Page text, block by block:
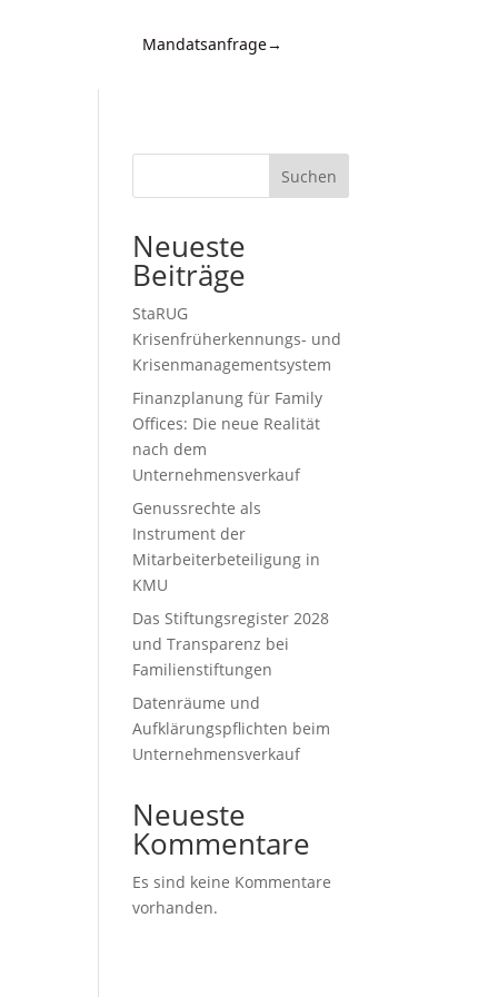
Mandatsanfrage→
Suchen
Neueste
Beiträge
StaRUG
Krisenfrüherkennungs- und
Krisenmanagementsystem
Finanzplanung für Family
Offices: Die neue Realität
nach dem
Unternehmensverkauf
Genussrechte als
Instrument der
Mitarbeiterbeteiligung in
KMU
Das Stiftungsregister 2028
und Transparenz bei
Familienstiftungen
Datenräume und
Aufklärungspflichten beim
Unternehmensverkauf
Neueste
Kommentare
Es sind keine Kommentare
vorhanden.